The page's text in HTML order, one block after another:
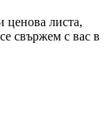
ценова листа,
свържем с вас в